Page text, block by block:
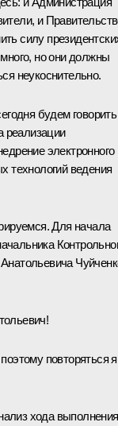
и
силу
но они должны
неукоснительно.
будем говорить
реализации
электронного
технологий ведения
Для начала
повторяться я
хода выполнения